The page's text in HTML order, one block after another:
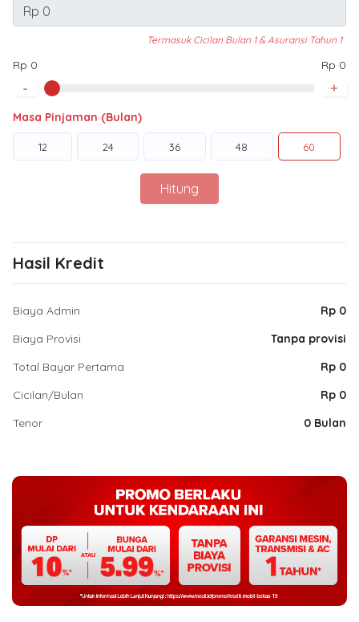
Termasuk Cicilan Bulan 1 & Asuransi Tahun 1
Rp 0 Rp 0
- +
Masa Pinjaman (Bulan)
12 24 36 48 60
Hitung
Hasil Kredit
Biaya Admin
Rp 0
Biaya Provisi
Tanpa provisi
Total Bayar Pertama
Rp 0
Cicilan/Bulan
Rp 0
Tenor
0 Bulan